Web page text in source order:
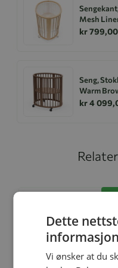
Mesh
kr 799,00
Seng,
Warm
kr 4
-9%
Dette
Vi ønsker at du